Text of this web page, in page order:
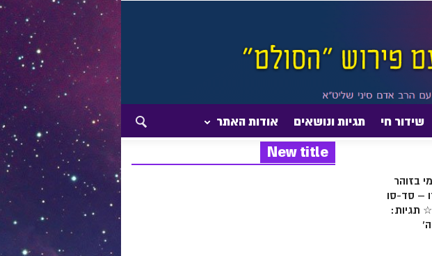
שידור חי תגיות ונושאים אודות האתר
New title
בזוהר
– סד-סו
תגיות: